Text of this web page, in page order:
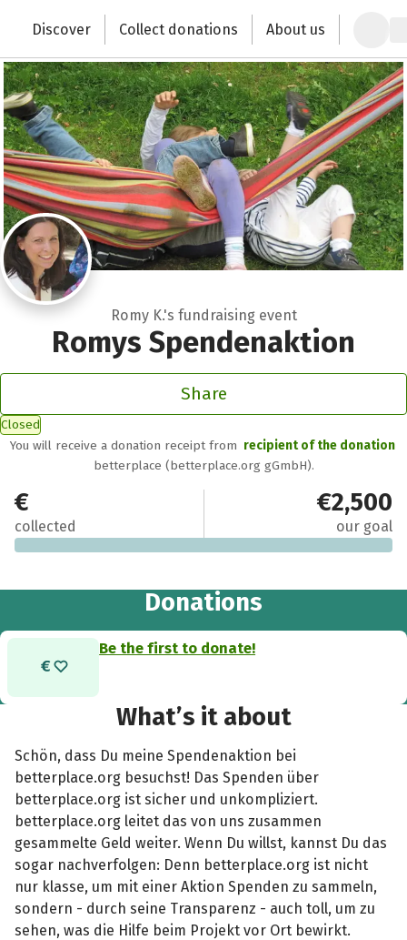
Change the world with your donation
Discover Collect donations About us
Romy K.'s fundraising event
Romys Spendenaktion
Share
Closed
You will receive a donation receipt from recipient of the donation
betterplace (betterplace.org gGmbH).
€0
collected
€2,500
our goal
Donations
Be the first to donate!
What’s it about
Schön, dass Du meine Spendenaktion bei
betterplace.org besuchst! Das Spenden über
betterplace.org ist sicher und unkompliziert.
betterplace.org leitet das von uns zusammen
gesammelte Geld weiter. Wenn Du willst, kannst Du das
sogar nachverfolgen: Denn betterplace.org ist nicht
nur klasse, um mit einer Aktion Spenden zu sammeln,
sondern - durch seine Transparenz - auch toll, um zu
sehen, was die Hilfe beim Projekt vor Ort bewirkt.